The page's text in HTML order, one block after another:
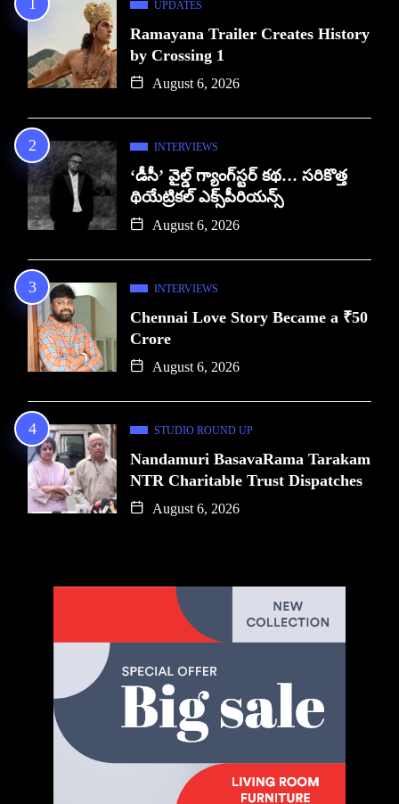
UPDATES
Ramayana Trailer Creates History
by Crossing 1
August 6, 2026
INTERVIEWS
‘డీసీ’ వైల్డ్ గ్యాంగ్‌స్టర్ కథ… సరికొత్త
థియేట్రికల్ ఎక్స్‌పీరియన్స్
August 6, 2026
INTERVIEWS
Chennai Love Story Became a ₹50
Crore
August 6, 2026
STUDIO ROUND UP
Nandamuri BasavaRama Tarakam
NTR Charitable Trust Dispatches
August 6, 2026